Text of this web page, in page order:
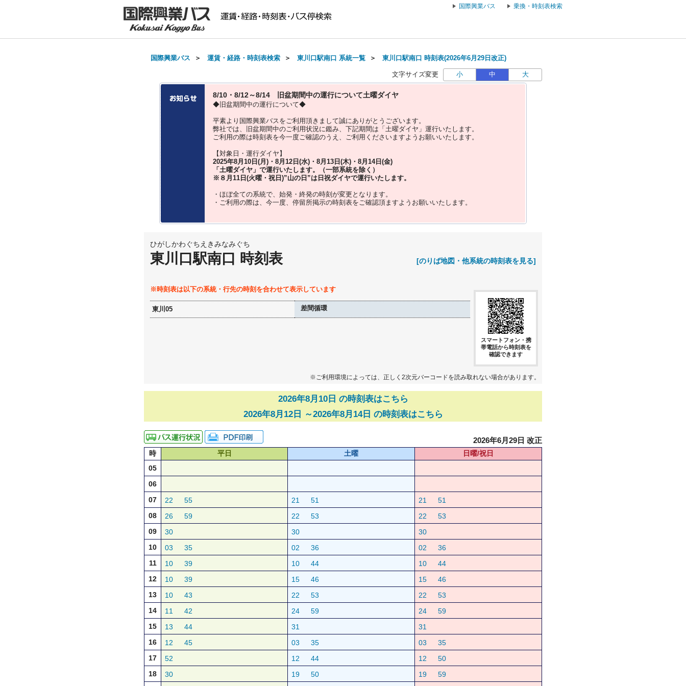
国際興業バス 乗換・時刻表検索
国際興業バス ＞ 運賃・経路・時刻表検索 ＞ 東川口駅南口 系統一覧 ＞ 東川口駅南口 時刻表(2026年6月29日改正)
文字サイズ変更 小 中 大
8/10・8/12～8/14 旧盆期間中の運行について土曜ダイヤ
◆旧盆期間中の運行について◆
平素より国際興業バスをご利用頂きまして誠にありがとうございます。
弊社では、旧盆期間中のご利用状況に鑑み、下記期間は「土曜ダイヤ」運行いたします。
ご利用の際は時刻表を今一度ご確認のうえ、ご利用くださいますようお願いいたします。
【対象日・運行ダイヤ】
2025年8月10日(月)・8月12日(水)・8月13日(木)・8月14日(金)
「土曜ダイヤ」 で運行いたします。（一部系統を除く）
※８月11日(火曜・祝日)”山の日 ”は 日祝ダイヤで運行いたします。
・ほぼ全ての系統で、始発・終発の時刻が変更となります。
・ご利用の際は、今一度、 停留所掲示の時刻表をご確認頂ますようお願いいたします。
ひがしかわぐちえきみなみぐち
東川口駅南口 時刻表 [のりば地図・他系統の時刻表を見る]
※時刻表は以下の系統・行先の時刻を合わせて表示しています
東川05 差間循環
スマートフォン・携
帯電話から時刻表を
確認できます
※ご利用環境によっては、正しく2次元バーコードを読み取れない場合があります。
2026年8月10日 の時刻表はこちら
2026年8月12日 ～2026年8月14日 の時刻表はこちら
2026年6月29日 改正
時 平日 土曜
日曜/祝日
05
06
07
22 55 21 51 21
51
08
26 59 22 53 22
53
09
30 30
30
10
03 35 02 36 02
36
11
10 39 10 44 10
44
12
10 39 15 46 15
46
13
10 43 22 53 22
53
14
11 42 24 59 24
59
15
13 44 31
31
16
12 45 03 35 03
35
17
52 12 44 12
50
18
30 19 50 19
59